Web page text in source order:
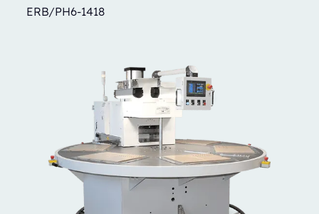
ERB/PH6-1418